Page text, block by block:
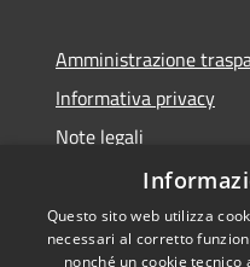
Amministrazione
Informativa privacy
Note legali
Dichiarazione di
Questo sito web utilizza
necessari al corretto
nonché un cookie